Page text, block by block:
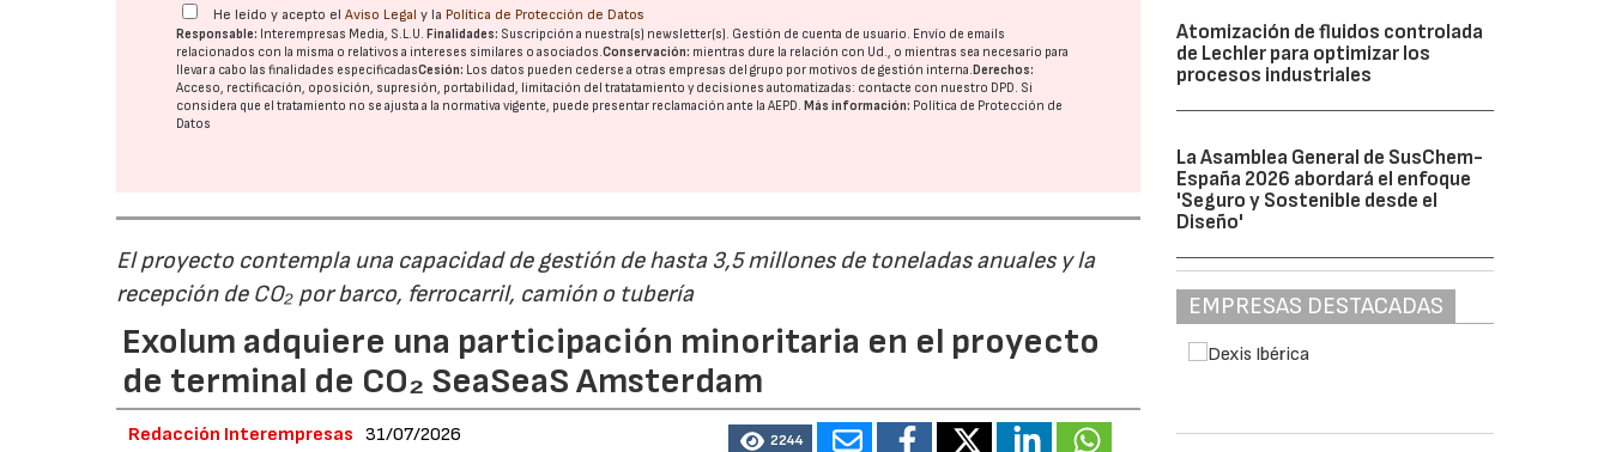
He leído y acepto elAviso Legal y la Política de Protección de Datos
Responsable: Interempresas Media, S.L.U. Finalidades: Suscripción a nuestra(s) newsletter(s). Gestión de cuenta de usuario. Envío de emails
relacionados con la misma o relativos a intereses similares o asociados.Conservación: mientras dure la relación con Ud., o mientras sea necesario para
llevar a cabo las finalidades especificadasCesión: Los datos pueden cederse a otras empresas del grupo por motivos de gestión interna. Derechos:
Acceso, rectificación, oposición, supresión, portabilidad, limitación del tratatamiento y decisiones automatizadas: contacte con nuestro DPD. Si
considera que el tratamiento no se ajusta a la normativa vigente, puede presentar reclamación ante laAEPD. Más información: Política de Protección de
Datos
El proyecto contempla una capacidad de gestión de hasta 3,5 millones de toneladas anuales y la
recepción de CO₂ por barco, ferrocarril, camión o tubería
Exolum adquiere una participación minoritaria en el proyecto
de terminal de CO₂ SeaSeaS Amsterdam
Redacción Interempresas 31/07/2026 2244
Atomización de fluidos controlada
de Lechler para optimizar los
procesos industriales
La Asamblea General de SusChem-
España 2026 abordará el enfoque
'Seguro y Sostenible desde el
Diseño'
EMPRESAS DESTACADAS